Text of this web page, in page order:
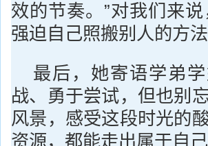
效的节奏。”对我们来
强迫自己照搬别人的方法
最后，她寄语学弟
战、勇于尝试，但也别
风景，感受这段时光的
资源，都能走出属于自